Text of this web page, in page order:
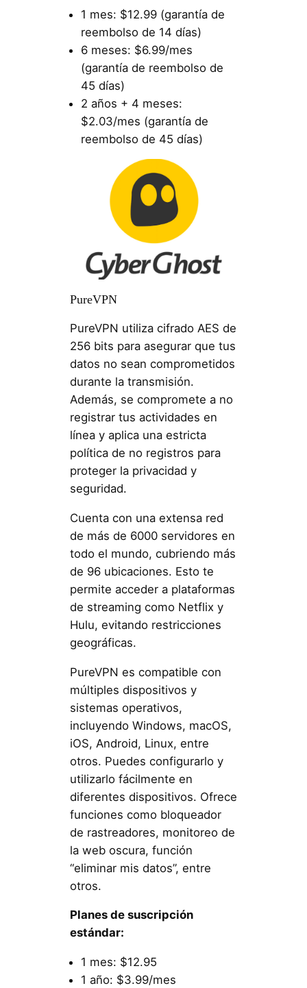
1 mes: $12.99 (garantía de
reembolso de 14 días)
6 meses: $6.99/mes
(garantía de reembolso de
45 días)
2 años + 4 meses:
$2.03/mes (garantía de
reembolso de 45 días)
PureVPN
PureVPN utiliza cifrado AES de
256 bits para asegurar que tus
datos no sean comprometidos
durante la transmisión.
Además, se compromete a no
registrar tus actividades en
línea y aplica una estricta
política de no registros para
proteger la privacidad y
seguridad.
Cuenta con una extensa red
de más de 6000 servidores en
todo el mundo, cubriendo más
de 96 ubicaciones. Esto te
permite acceder a plataformas
de streaming como Netflix y
Hulu, evitando restricciones
geográficas.
PureVPN es compatible con
múltiples dispositivos y
sistemas operativos,
incluyendo Windows, macOS,
iOS, Android, Linux, entre
otros. Puedes configurarlo y
utilizarlo fácilmente en
diferentes dispositivos. Ofrece
funciones como bloqueador
de rastreadores, monitoreo de
la web oscura, función
“eliminar mis datos”, entre
otros.
Planes de suscripción
estándar:
1 mes: $12.95
1 año: $3.99/mes